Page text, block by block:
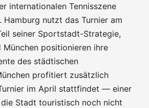
internationalen Tennisszene
Hamburg nutzt das Turnier am
seiner Sportstadt-Strategie,
positionieren ihre
des städtischen
profitiert zusätzlich
im April stattfindet — einer
Stadt touristisch noch nicht